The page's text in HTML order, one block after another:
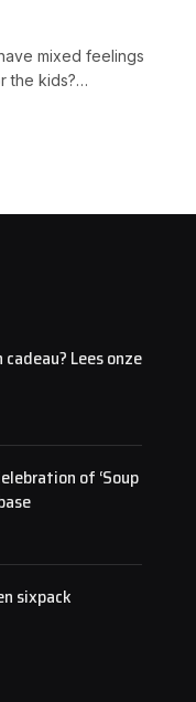
mixed feelings
the kids?…
Lees onze
of ‘Soup
sixpack